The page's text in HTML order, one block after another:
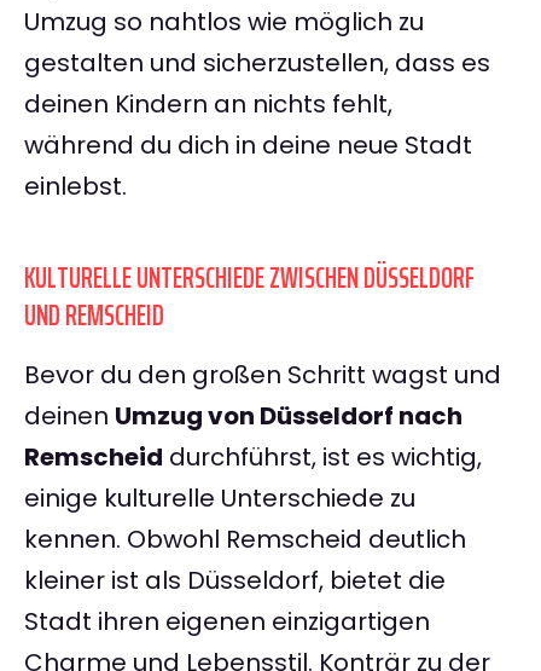
Umzug so nahtlos wie möglich zu
gestalten und sicherzustellen, dass es
deinen Kindern an nichts fehlt,
während du dich in deine neue Stadt
einlebst.
KULTURELLE UNTERSCHIEDE ZWISCHEN DÜSSELDORF
UND REMSCHEID
Bevor du den großen Schritt wagst und
deinen Umzug von Düsseldorf nach
Remscheid durchführst, ist es wichtig,
einige kulturelle Unterschiede zu
kennen. Obwohl Remscheid deutlich
kleiner ist als Düsseldorf, bietet die
Stadt ihren eigenen einzigartigen
Charme und Lebensstil. Konträr zu der